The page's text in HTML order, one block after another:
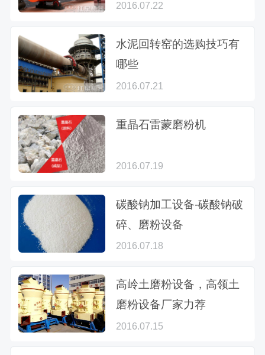
2016.07.22
水泥回转窑的选购技巧有
哪些
2016.07.21
重晶石雷蒙磨粉机
2016.07.19
碳酸钠加工设备-碳酸钠破
碎、磨粉设备
2016.07.18
高岭土磨粉设备，高领土
磨粉设备厂家力荐
2016.07.15